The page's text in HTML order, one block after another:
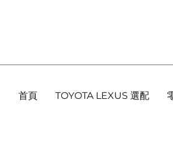
首頁 TOYOTA LEXUS 選配